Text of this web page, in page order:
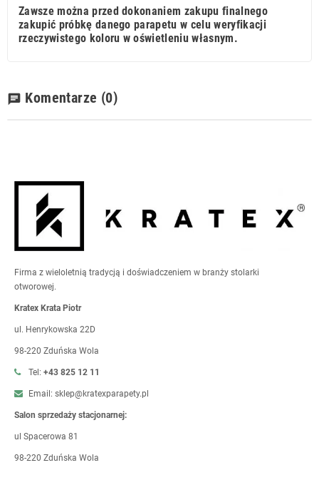
Zawsze można przed dokonaniem zakupu finalnego
zakupić próbkę danego parapetu w celu weryfikacji
rzeczywistego koloru w oświetleniu własnym.
chat Komentarze (0)
Firma z wieloletnią tradycją i doświadczeniem w branży stolarki
otworowej.
Kratex Krata Piotr
ul. Henrykowska 22D
98-220 Zduńska Wola
Tel: +43 825 12 11
Email: sklep@kratexparapety.pl
Salon sprzedaży stacjonarnej:
ul Spacerowa 81
98-220 Zduńska Wola